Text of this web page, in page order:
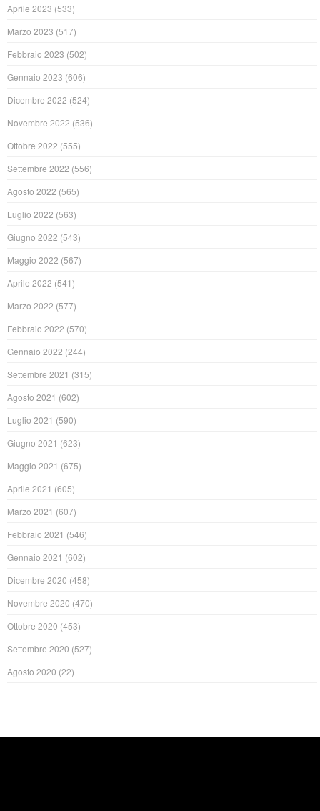
Aprile 2023 (533)
Marzo 2023 (517)
Febbraio 2023 (502)
Gennaio 2023 (606)
Dicembre 2022 (524)
Novembre 2022 (536)
Ottobre 2022 (555)
Settembre 2022 (556)
Agosto 2022 (565)
Luglio 2022 (563)
Giugno 2022 (543)
Maggio 2022 (567)
Aprile 2022 (541)
Marzo 2022 (577)
Febbraio 2022 (570)
Gennaio 2022 (244)
Settembre 2021 (315)
Agosto 2021 (602)
Luglio 2021 (590)
Giugno 2021 (623)
Maggio 2021 (675)
Aprile 2021 (605)
Marzo 2021 (607)
Febbraio 2021 (546)
Gennaio 2021 (602)
Dicembre 2020 (458)
Novembre 2020 (470)
Ottobre 2020 (453)
Settembre 2020 (527)
Agosto 2020 (22)